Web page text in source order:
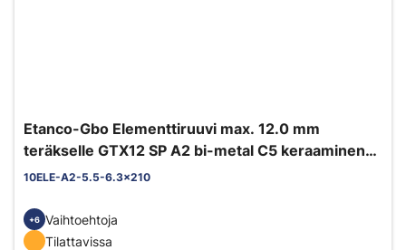
Etanco-Gbo Elementtiruuvi max. 12.0 mm
teräkselle GTX12 SP A2 bi-metal C5 keraaminen
pinnoite
10ELE-A2-5.5-6.3x210
+6 Vaihtoehtoja
Tilattavissa